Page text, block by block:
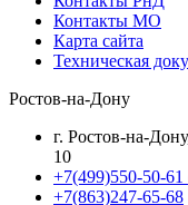
Контакты МО
Карта сайта
Техническая
Ростов-на-Дону
г. Ростов-на-
10
+7(499)550-50-61
+7(863)247-65-68